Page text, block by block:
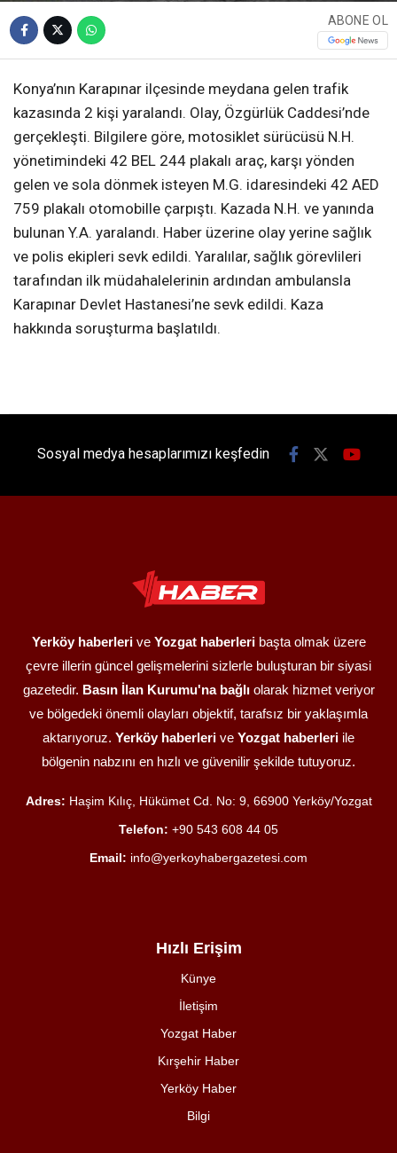
ABONE OL
Konya’nın Karapınar ilçesinde meydana gelen trafik
kazasında 2 kişi yaralandı. Olay, Özgürlük Caddesi’nde
gerçekleşti. Bilgilere göre, motosiklet sürücüsü N.H.
yönetimindeki 42 BEL 244 plakalı araç, karşı yönden
gelen ve sola dönmek isteyen M.G. idaresindeki 42 AED
759 plakalı otomobille çarpıştı. Kazada N.H. ve yanında
bulunan Y.A. yaralandı. Haber üzerine olay yerine sağlık
ve polis ekipleri sevk edildi. Yaralılar, sağlık görevlileri
tarafından ilk müdahalelerinin ardından ambulansla
Karapınar Devlet Hastanesi’ne sevk edildi. Kaza
hakkında soruşturma başlatıldı.
Sosyal medya hesaplarımızı keşfedin
Yerköy haberlerive Yozgat haberleribaşta olmak üzere
çevre illerin güncel gelişmelerini sizlerle buluşturan bir siyasi
gazetedir. Basın İlan Kurumu'na bağlıolarak hizmet veriyor
ve bölgedeki önemli olayları objektif, tarafsız bir yaklaşımla
aktarıyoruz. Yerköy haberleri ve Yozgat haberleri ile
bölgenin nabzını en hızlı ve güvenilir şekilde tutuyoruz.
Adres: Haşim Kılıç, Hükümet Cd. No: 9, 66900 Yerköy/Yozgat
Telefon: +90 543 608 44 05
Email: info@yerkoyhabergazetesi.com
Hızlı Erişim
Künye
İletişim
Yozgat Haber
Kırşehir Haber
Yerköy Haber
Bilgi